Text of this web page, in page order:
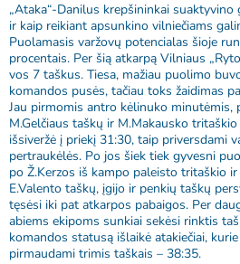
„Ataka“-Danilus krepšininkai
ir kaip reikiant apsunkino vilniečiams
Puolamasis varžovų potencialas šioje
procentais. Per šią atkarpą Vilniaus
vos 7 taškus. Tiesa, mažiau puolimo
komandos pusės, tačiau toks žaidimas
Jau pirmomis antro kėlinuko minutėmis,
M.Gelčiaus taškų ir M.Makausko
išsiveržė į priekį 31:30, taip priversdami
pertraukėlės. Po jos šiek tiek gyvesni
po Ž.Kerzos iš kampo paleisto tritaškio
E.Valento taškų, įgijo ir penkių taškų
tęsėsi iki pat atkarpos pabaigos. Per
abiems ekipoms sunkiai sekėsi rinktis
komandos statusą išlaikė atakiečiai,
pirmaudami trimis taškais – 38:35.